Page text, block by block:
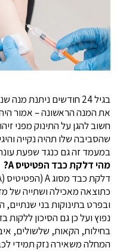
את המנה הראשונה – אמור
חשוב להגן על התינוק מפני
שהסביבה שלו תהיה נקייה
במעמד זה גם כנגד שפעת
מהי דלקת כבד הפטיטיס A?
כתוצאה מאכילה ושתייה של
ובפרט בתינוקות בני
נפוץ ועל כן גם הסיכון
בחילות, הקאות, שלשולים,
המחלה משאירה נזק תמידי